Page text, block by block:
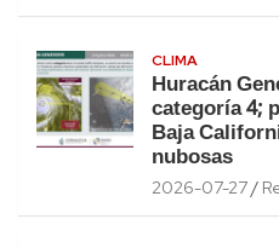
CLIMA
Huracán
categoría 4;
Baja
nubosas
2026-07-27